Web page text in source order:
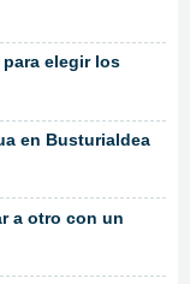
elegir los
en Busturialdea
a otro con un